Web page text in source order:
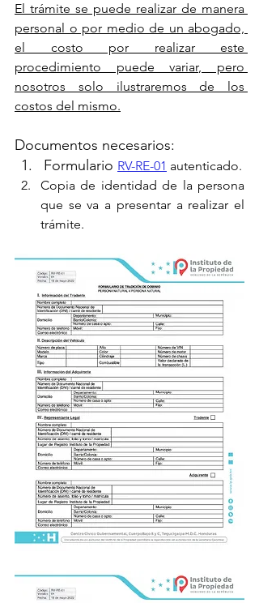
El trámite se puede realizar de manera
personal o por medio de un abogado,
el costo por realizar este
procedimiento puede variar, pero
nosotros solo ilustraremos de los
costos del mismo.
Documentos necesarios:
Formulario RV-RE-01 autenticado.
Copia de identidad de la persona
que se va a presentar a realizar el
trámite.